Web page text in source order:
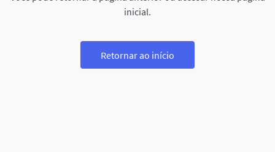
inicial.
Retornar ao início